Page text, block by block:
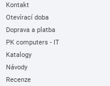
Kontakt
Otevírací doba
Doprava a platba
PK computers - IT
Katalogy
Návody
Recenze